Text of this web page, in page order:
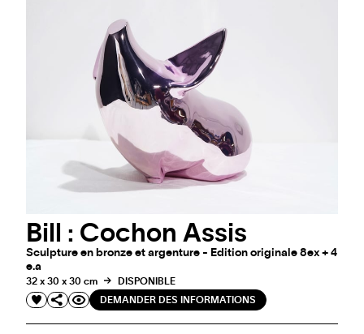
ART FAIRS
ART WYNWOOD 2023 À MIAMI
DU 16 AU 19 FÉVRIER 2023
Bill : Cochon Assis
Sculpture en bronze et argenture - Edition originale 8ex + 4
e.a
32 x 30 x 30 cm
DISPONIBLE
DEMANDER DES INFORMATIONS